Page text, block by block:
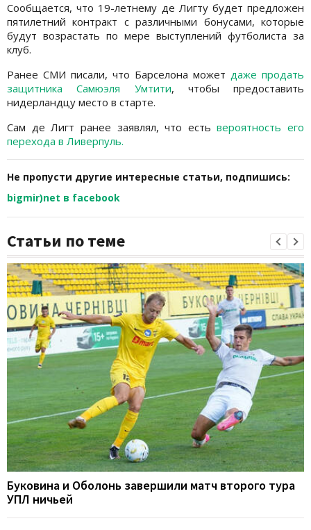
Сообщается, что 19-летнему де Лигту будет предложен
пятилетний контракт с различными бонусами, которые
будут возрастать по мере выступлений футболиста за
клуб.
Ранее СМИ писали, что Барселона может даже продать
защитника Самюэля Умтити, чтобы предоставить
нидерландцу место в старте.
Сам де Лигт ранее заявлял, что естьвероятность его
перехода в Ливерпуль.
Не пропусти другие интересные статьи, подпишись:
bigmir)net в facebook
Статьи по теме
Буковина и Оболонь завершили матч второго тура
УПЛ ничьей